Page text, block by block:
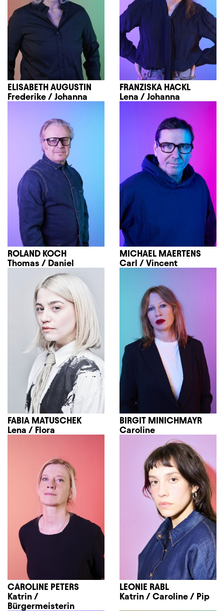
ELISABETH AUGUSTIN
Frederike / Johanna
FRANZISKA HACKL
Lena / Johanna
ROLAND KOCH
Thomas / Daniel
MICHAEL MAERTENS
Carl / Vincent
FABIA MATUSCHEK
Lena / Flora
BIRGIT MINICHMAYR
Caroline
CAROLINE PETERS
Katrin /
Bürgermeisterin
LEONIE RABL
Katrin / Caroline / Pip